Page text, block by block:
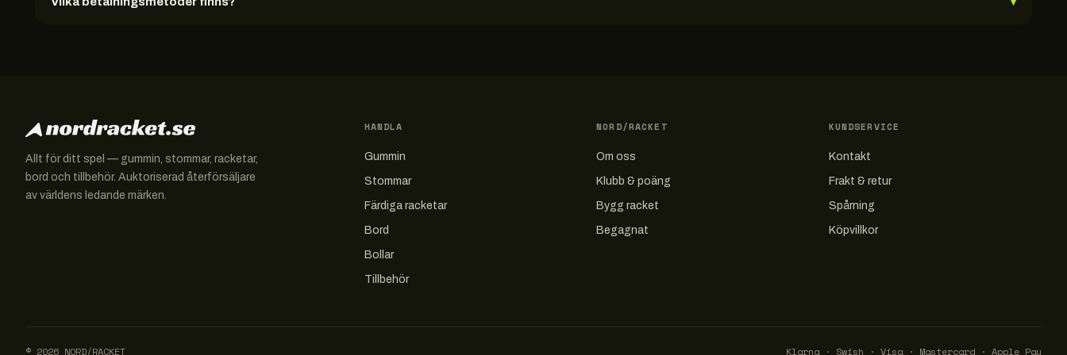
Allt för ditt spel — gummin, stommar, racketar,
bord och tillbehör. Auktoriserad återförsäljare
av världens ledande märken.
HANDLA
Gummin
Stommar
Färdiga racketar
Bord
Bollar
Tillbehör
NORD/RACKET
Om oss
Klubb & poäng
Bygg racket
Begagnat
KUNDSERVICE
Kontakt
Frakt & retur
Spårning
Köpvillkor
© 2026 NORD/RACKET Klarna · Swish · Visa · Mastercard · Apple Pay